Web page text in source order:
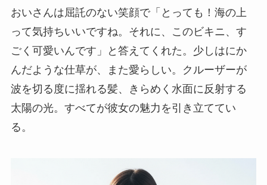
おいさんは屈託のない笑顔で「とっても！海の上
って気持ちいいですね。それに、このビキニ、す
ごく可愛いんです」と答えてくれた。少しはにか
んだような仕草が、また愛らしい。クルーザーが
波を切る度に揺れる髪、きらめく水面に反射する
太陽の光。すべてが彼女の魅力を引き立ててい
る。